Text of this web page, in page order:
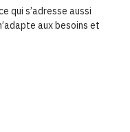
qui s’adresse aussi
aux besoins et